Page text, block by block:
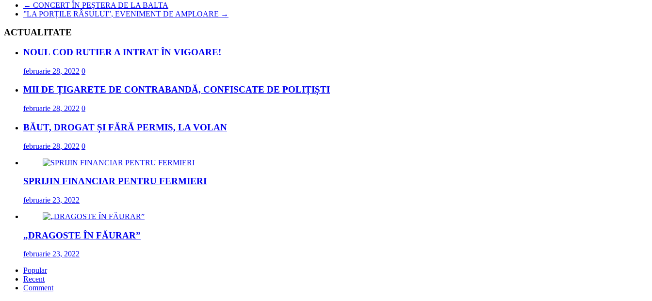
← CONCERT ÎN PEȘTERA DE LA BALTA
”LA PORȚILE RÂSULUI”, EVENIMENT DE AMPLOARE →
ACTUALITATE
NOUL COD RUTIER A INTRAT ÎN VIGOARE!
februarie 28, 2022 0
MII DE ȚIGARETE DE CONTRABANDĂ, CONFISCATE DE POLIȚIȘTI
februarie 28, 2022 0
BĂUT, DROGAT ȘI FĂRĂ PERMIS, LA VOLAN
februarie 28, 2022 0
SPRIJIN FINANCIAR PENTRU FERMIERI
februarie 23, 2022
„DRAGOSTE ÎN FĂURAR”
februarie 23, 2022
Popular
Recent
Comment